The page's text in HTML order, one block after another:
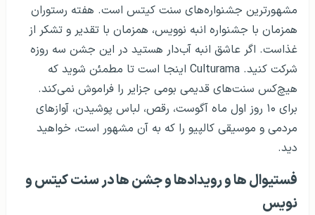
مشهورترین جشنواره‌های سنت کیتس است. هفته رستوران
همزمان با جشنواره انبه نوویس، همزمان با تقدیر و تشکر از
غذاست. اگر عاشق انبه آب‌دار هستید در این جشن سه روزه
شرکت کنید. Culturama اینجا است تا مطمئن شوید که
هیچ‌کس سنت‌های قدیمی بومی جزایر را فراموش نمی‌کند.
برای ۱۰ روز اول ماه آگوست، رقص، لباس پوشیدن، آوازهای
مردمی و موسیقی کالپیو را که به آن مشهور است، خواهید
دید.
فستیوال ها و رویدادها و جشن ها در سنت کیتس و
نویس